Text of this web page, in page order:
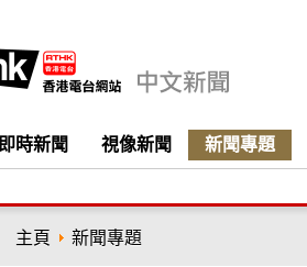
即時新聞 視像新聞 新聞專題
主頁 新聞專題